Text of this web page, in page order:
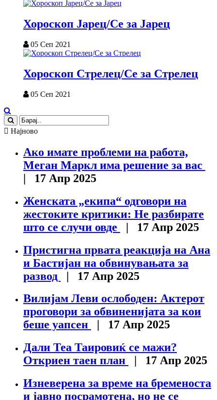
Хороскоп Јарец/Се за Јарец
05 Сеп 2021
Хороскоп Стрелец/Се за Стрелец
05 Сеп 2021
Најново
Ако имате проблеми на работа,
Меган Маркл има решение за вас
| 17 Апр 2025
Женската „екипа“ одговори на
жестоките критики: Не разбирате
што се случи овде
| 17 Апр 2025
Пристигна првата реакција на Ана
и Бастијан на обвинувањата за
развод
| 17 Апр 2025
Вилијам Леви ослободен: Актерот
проговори за обвиненијата за кои
беше уапсен
| 17 Апр 2025
Дали Теа Таировиќ се мажи?
Откриен таен план
| 17 Апр 2025
Изневерена за време на бременоста
и јавно посрамотена, но не се